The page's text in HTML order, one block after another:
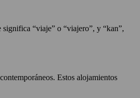
“viaje” o “viajero”, y “kan”,
Estos alojamientos